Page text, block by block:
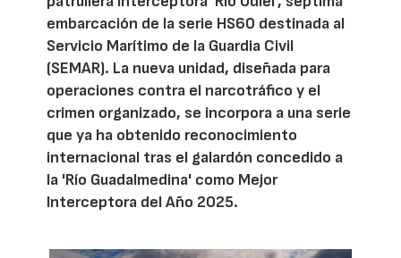
embarcación de la serie HS60 destinada al
Servicio Marítimo de la Guardia Civil
(SEMAR). La nueva unidad, diseñada para
operaciones contra el narcotráfico y el
crimen organizado, se incorpora a una serie
que ya ha obtenido reconocimiento
internacional tras el galardón concedido a
la 'Río Guadalmedina' como Mejor
Interceptora del Año 2025.